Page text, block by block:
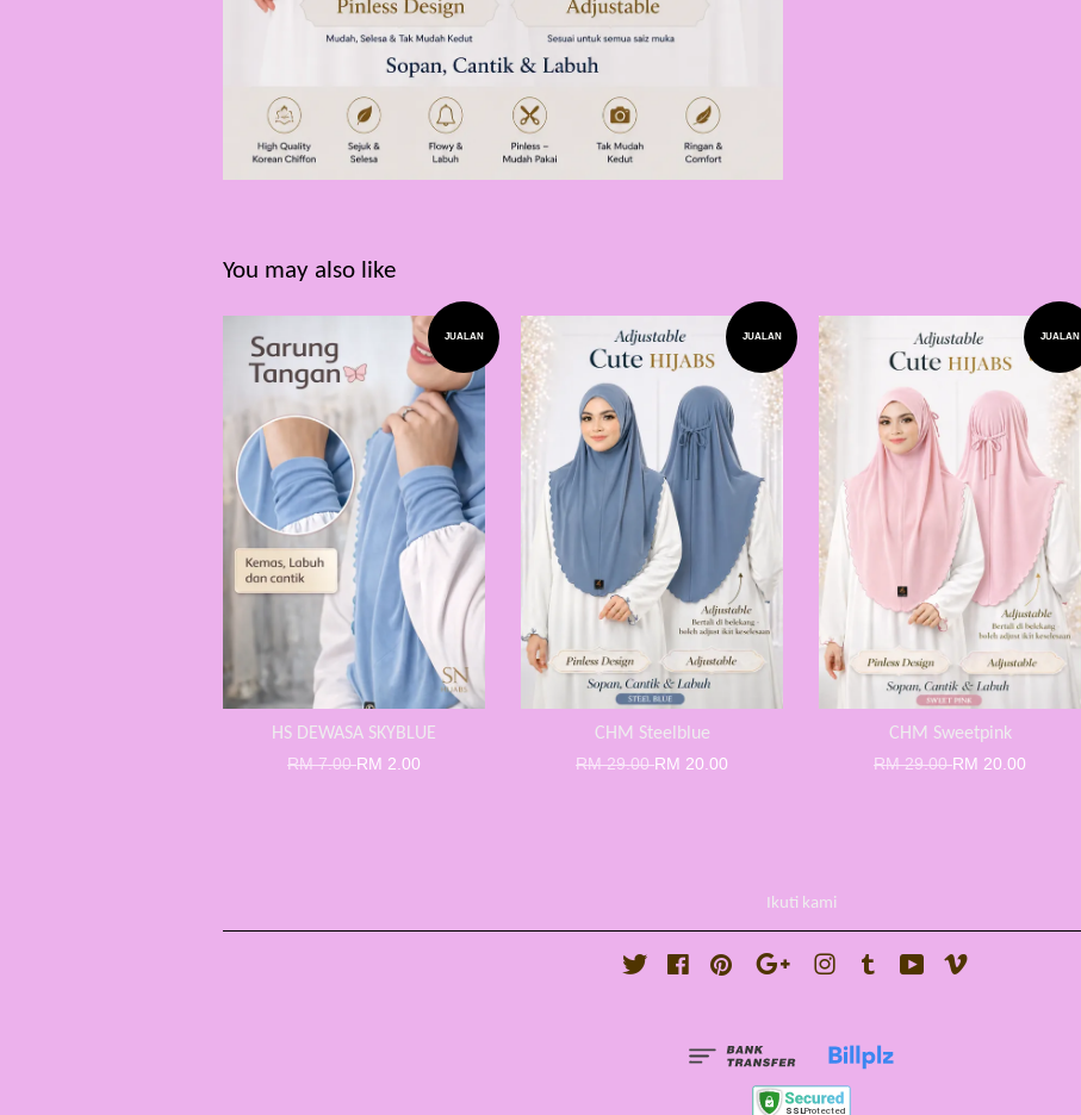
You may also like
JUALAN
HS DEWASA SKYBLUE
RM 7.00RM 2.00
JUALAN
CHM Steelblue
RM 29.00RM 20.00
JUALAN
CHM Sweetpink
RM 29.00RM 20.00
Ikuti kami
Twitter FacebookPinterest Google Instagram
Tumblr YouTube